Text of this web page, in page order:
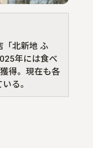
「北新地 ふ
年には食べ
得。現在も各
る。